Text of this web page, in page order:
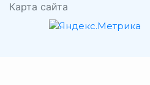
Карта сайта